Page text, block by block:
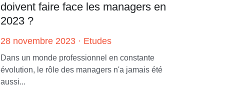
doivent faire face les managers en
2023 ?
28 novembre 2023· Etudes
Dans un monde professionnel en constante
évolution, le rôle des managers n'a jamais été
aussi...